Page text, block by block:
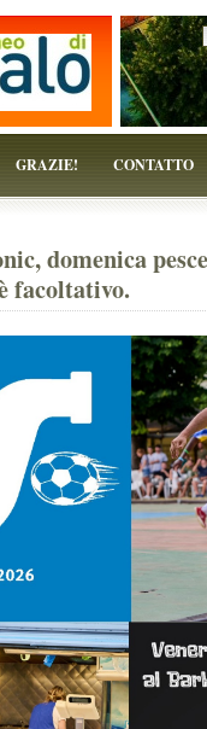
GRAZIE! CONTATTO
domenica
facoltativo.